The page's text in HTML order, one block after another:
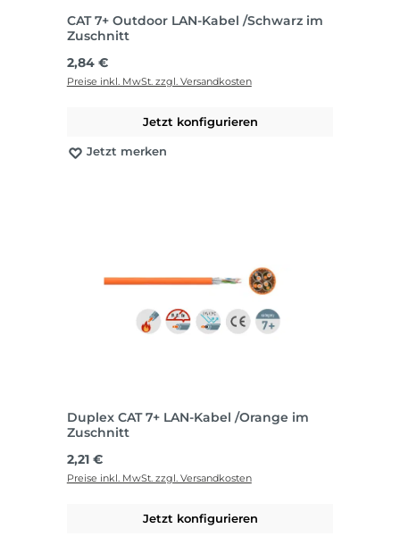
CAT 7+ Outdoor LAN-Kabel /Schwarz im
Zuschnitt
Regulärer Preis:
2,84 €
Preise inkl. MwSt. zzgl. Versandkosten
Jetzt konfigurieren
Jetzt merken
Duplex CAT 7+ LAN-Kabel /Orange im
Zuschnitt
Regulärer Preis:
2,21 €
Preise inkl. MwSt. zzgl. Versandkosten
Jetzt konfigurieren